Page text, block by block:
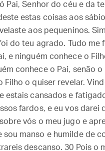
Pai, Senhor do céu e da
estas coisas aos
aos pequeninos.
do teu agrado. Tudo me
e ninguém conhece o
conhece o Pai, senão o
Filho o quiser revelar.
estais cansados e
fardos, e eu vos darei
sobre vós o meu jugo e
sou manso e humilde de
descanso. 30 Pois o